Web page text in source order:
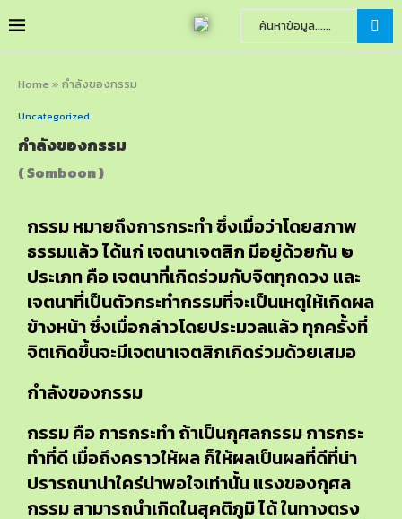
Home » กำลังของกรรม
Uncategorized
กำลังของกรรม
( Somboon )
กรรม หมายถึงการกระทำ ซึ่งเมื่อว่าโดยสภาพ
ธรรมแล้ว ได้แก่ เจตนาเจตสิก มีอยู่ด้วยกัน ๒
ประเภท คือ เจตนาที่เกิดร่วมกับจิตทุกดวง และ
เจตนาที่เป็นตัวกระทำกรรมที่จะเป็นเหตุให้เกิดผล
ข้างหน้า ซึ่งเมื่อกล่าวโดยประมวลแล้ว ทุกครั้งที่
จิตเกิดขึ้นจะมีเจตนาเจตสิกเกิดร่วมด้วยเสมอ
กำลังของกรรม
กรรม คือ การกระทำ ถ้าเป็นกุศลกรรม การกระ
ทำที่ดี เมื่อถึงคราวให้ผล ก็ให้ผลเป็นผลที่ดีที่น่า
ปรารถนาน่าใคร่น่าพอใจเท่านั้น แรงของกุศล
กรรม สามารถนำเกิดในสุคติภูมิ ได้ ในทางตรง